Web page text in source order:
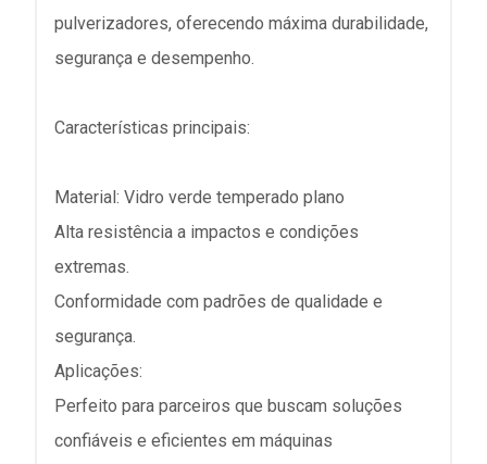
pulverizadores, oferecendo máxima durabilidade,
segurança e desempenho.
Características principais:
Material: Vidro verde temperado plano
Alta resistência a impactos e condições
extremas.
Conformidade com padrões de qualidade e
segurança.
Aplicações:
Perfeito para parceiros que buscam soluções
confiáveis e eficientes em máquinas